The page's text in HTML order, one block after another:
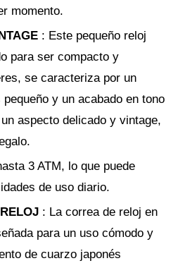
momento.
: Este pequeño reloj
para ser compacto y
se caracteriza por un
y un acabado en tono
aspecto delicado y vintage,
3 ATM, lo que puede
de uso diario.
: La correa de reloj en
para un uso cómodo y
de cuarzo japonés